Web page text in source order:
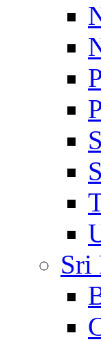
Sri